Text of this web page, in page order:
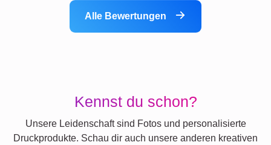
Alle Bewertungen
Kennst du schon?
Unsere Leidenschaft sind Fotos und personalisierte
Druckprodukte. Schau dir auch unsere anderen kreativen